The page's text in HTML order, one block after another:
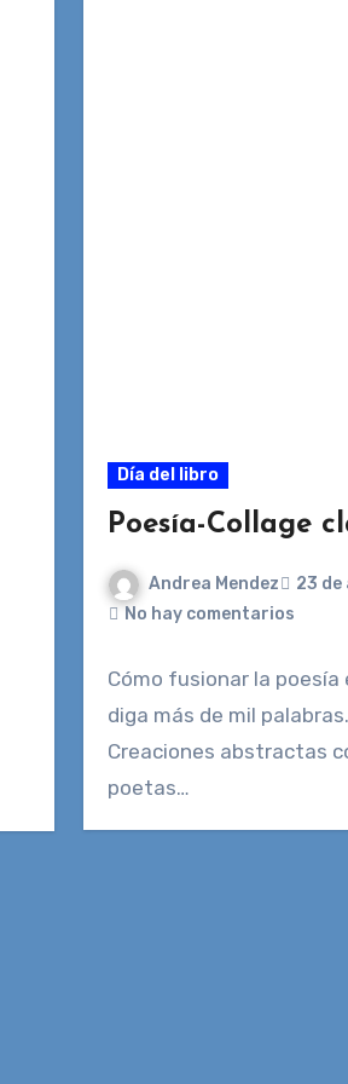
Día del libro
Poesía-Collage
Andrea Mendez
23 de
No hay comentarios
Cómo fusionar la poesía
diga más de mil
Creaciones abstractas
poetas…